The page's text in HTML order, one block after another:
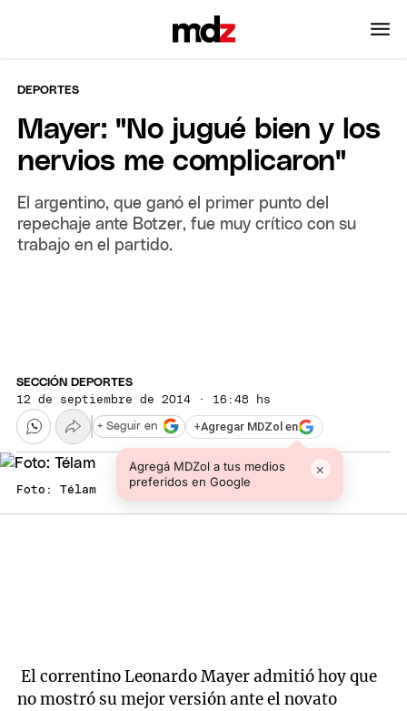
DEPORTES
Mayer: "No jugué bien y los
nervios me complicaron"
El argentino, que ganó el primer punto del
repechaje ante Botzer, fue muy crítico con su
trabajo en el partido.
SECCIÓN DEPORTES
12 de septiembre de 2014 · 16:48 hs
+Agregar MDZol en
Agregá MDZol a tus medios
preferidos en Google
×
+ Seguir en
Foto: Télam
El correntino Leonardo Mayer admitió hoy que
no mostró su mejor versión ante el novato